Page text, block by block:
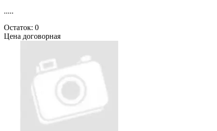
.....
Остаток: 0
Цена договорная